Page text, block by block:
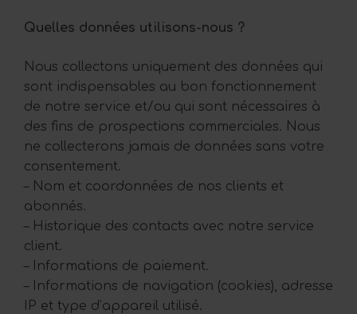
Quelles données utilisons-nous ?
Nous collectons uniquement des données qui
sont indispensables au bon fonctionnement
de notre service et/ou qui sont nécessaires à
des fins de prospections commerciales. Nous
ne collecterons jamais de données sans votre
consentement.
– Nom et coordonnées de nos clients et
abonnés.
– Historique des contacts avec notre service
client.
– Informations de paiement.
– Informations de navigation (cookies), adresse
IP et type d’appareil utilisé.